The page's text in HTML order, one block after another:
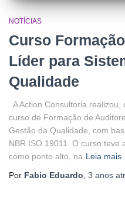
NOTÍCIAS
Curso
Líder para
Qualidade
A Action Consultoria
curso de Formação de
Gestão da Qualidade, com
NBR ISO 19011. O curso teve
como ponto alto, na Leia mais…
Por Fabio Eduardo 3 anos